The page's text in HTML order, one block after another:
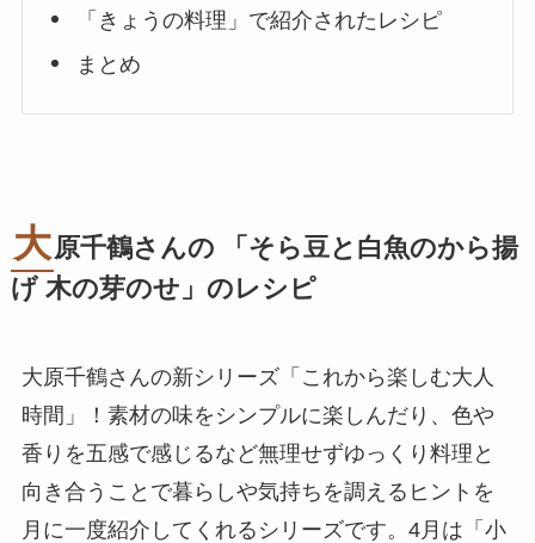
「きょうの料理」で紹介されたレシピ
まとめ
大原千鶴さんの 「そら豆と白魚のから揚
げ 木の芽のせ」のレシピ
大原千鶴さんの新シリーズ「これから楽しむ大人
時間」！素材の味をシンプルに楽しんだり、色や
香りを五感で感じるなど無理せずゆっくり料理と
向き合うことで暮らしや気持ちを調えるヒントを
月に一度紹介してくれるシリーズです。4月は「小